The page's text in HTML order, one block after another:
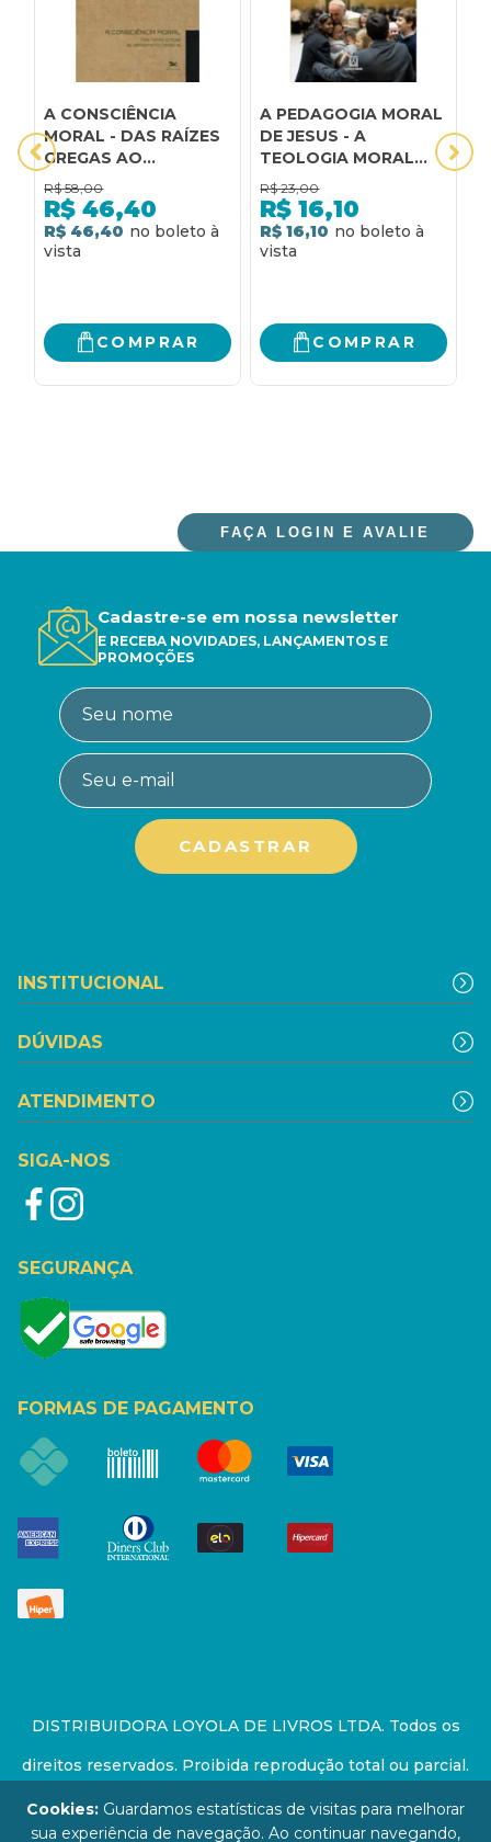
A CONSCIÊNCIA
MORAL - DAS RAÍZES
GREGAS AO
PENSAMENTO
MEDIEVAL
R$ 58,00
R$ 46,40
R$ 46,40
COMPRAR
A PEDAGOGIA MORAL
DE JESUS - A
TEOLOGIA MORAL
COMO ARTE DE
EDUCAR PARA O
CUIDADO
R$ 23,00
R$ 16,10
R$ 16,10
COMPRAR
FAÇA LOGIN E AVALIE
Cadastre-se em nossa newsletter
E RECEBA NOVIDADES, LANÇAMENTOS E
PROMOÇÕES
INSTITUCIONAL
DÚVIDAS
ATENDIMENTO
SIGA-NOS
SEGURANÇA
FORMAS DE PAGAMENTO
DISTRIBUIDORA LOYOLA DE LIVROS LTDA. Todos os
direitos reservados. Proibida reprodução total ou parcial.
Preços e estoque sujeito a alterações sem aviso prévio.
Cookies: Guardamos estatísticas de visitas para melhorar
sua experiência de navegação. Ao continuar navegando,